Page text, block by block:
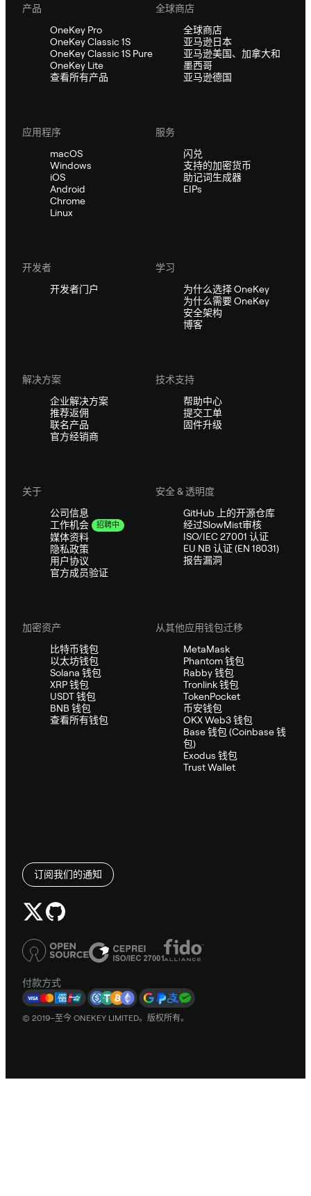
产品
OneKey Pro
OneKey Classic 1S
OneKey Classic 1S Pure
OneKey Lite
查看所有产品
全球商店
全球商店
亚马逊日本
亚马逊美国、加拿大和
墨西哥
亚马逊德国
应用程序
macOS
Windows
iOS
Android
Chrome
Linux
服务
闪兑
支持的加密货币
助记词生成器
EIPs
开发者
开发者门户
学习
为什么选择 OneKey
为什么需要 OneKey
安全架构
博客
解决方案
企业解决方案
推荐返佣
联名产品
官方经销商
技术支持
帮助中心
提交工单
固件升级
关于
公司信息
工作机会
招聘中
媒体资料
隐私政策
用户协议
官方成员验证
安全 & 透明度
GitHub 上的开源仓库
经过SlowMist审核
ISO/IEC 27001 认证
EU NB 认证 (EN 18031)
报告漏洞
加密资产
比特币钱包
以太坊钱包
Solana 钱包
XRP 钱包
USDT 钱包
BNB 钱包
查看所有钱包
从其他应用钱包迁移
MetaMask
Phantom 钱包
Rabby 钱包
Tronlink 钱包
TokenPocket
币安钱包
OKX Web3 钱包
Base 钱包 (Coinbase 钱
包)
Exodus 钱包
Trust Wallet
订阅我们的通知
付款方式
© 2019–至今 ONEKEY LIMITED。版权所有。